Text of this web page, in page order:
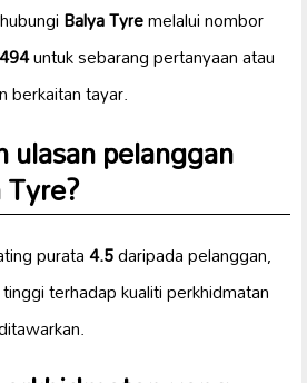
Balya Tyremelalui nombor
untuk sebarang pertanyaan atau
berkaitan tayar.
ulasan pelanggan
?
purata4.5daripada pelanggan,
terhadap kualiti perkhidmatan